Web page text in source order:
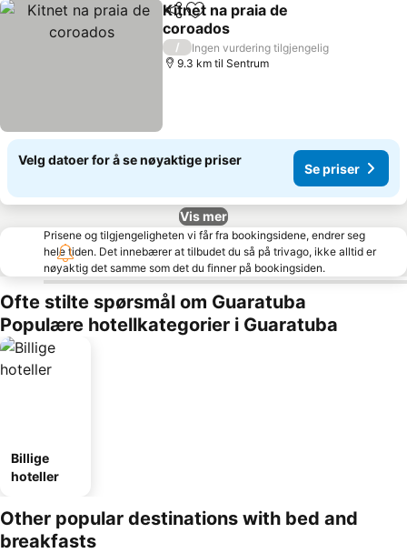
Del Legg til i favoritter
Kitnet na praia de
coroados
Se priser
/
Ingen vurdering tilgjengelig
9.3 km til Sentrum
Velg datoer for å se nøyaktige priser
Se priser
Vis mer
Prisene og tilgjengeligheten vi får fra bookingsidene, endrer seg
hele tiden. Det innebærer at tilbudet du så på trivago, ikke alltid er
nøyaktig det samme som det du finner på bookingsiden.
Ofte stilte spørsmål om Guaratuba
Populære hotellkategorier i Guaratuba
Billige
hoteller
Other popular destinations with bed and
breakfasts